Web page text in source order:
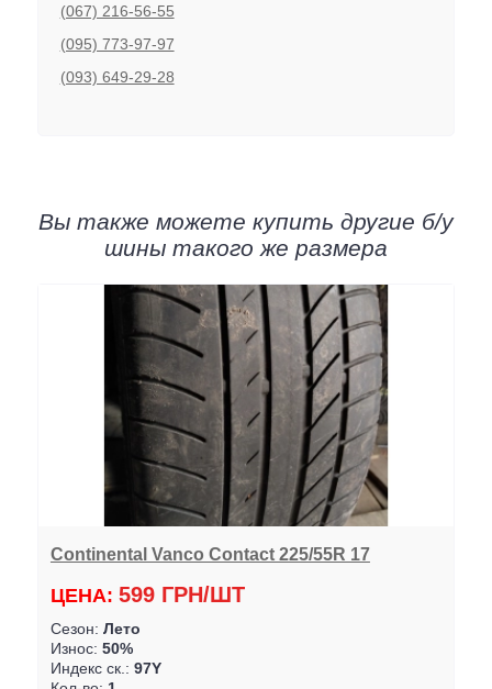
(067) 216-56-55
(095) 773-97-97
(093) 649-29-28
Вы также можете купить другие б/у
шины такого же размера
Continental Vanco Contact 225/55R 17
ЦЕНА: 599 ГРН/ШТ
Сезон: Лето
Износ: 50%
Индекс ск.: 97Y